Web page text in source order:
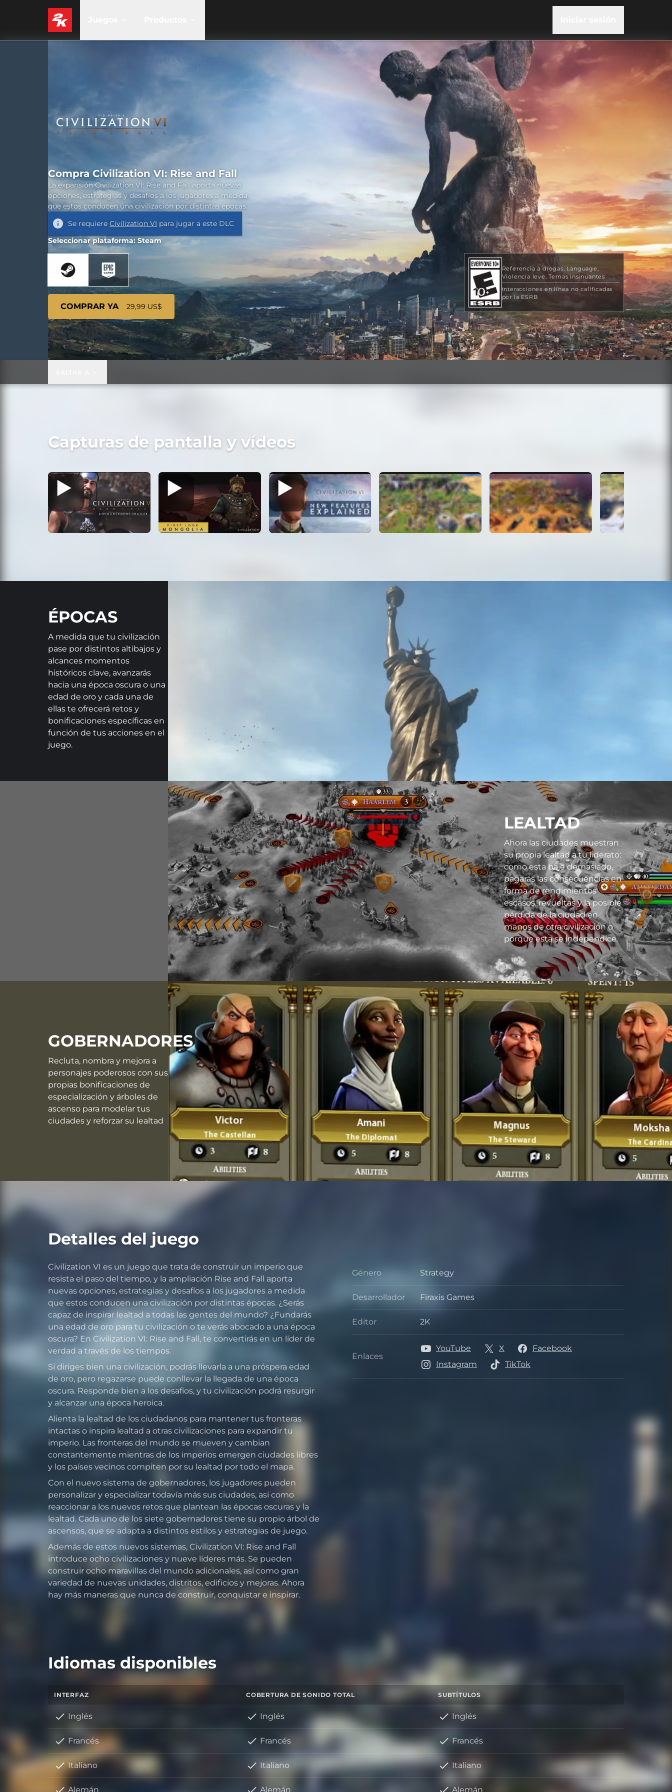
Referencia a drogas Language
Violencia leve Temas insinuantes
Interacciones en línea no calificadas
por la ESRB
Compra Civilization VI: Rise and Fall
La expansión Civilization VI: Rise and Fall aporta nuevas
opciones, estrategias y desafíos a los jugadores a medida
que estos conducen una civilización por distintas épocas.
Se requiere Civilization VI para jugar a este DLC
Seleccionar plataforma: Steam
COMPRAR YA 29,99 US$
Capturas de pantalla y vídeos
ÉPOCAS
A medida que tu civilización
pase por distintos altibajos y
alcances momentos
históricos clave, avanzarás
hacia una época oscura o una
edad de oro y cada una de
ellas te ofrecerá retos y
bonificaciones específicas en
función de tus acciones en el
juego.
LEALTAD
Ahora las ciudades muestran
su propia lealtad a tu liderato:
como esta baje demasiado,
pagarás las consecuencias en
forma de rendimientos
escasos, revueltas y la posible
pérdida de la ciudad en
manos de otra civilización o
porque esta se independice.
GOBERNADORES
Recluta, nombra y mejora a
personajes poderosos con sus
propias bonificaciones de
especialización y árboles de
ascenso para modelar tus
ciudades y reforzar su lealtad
Detalles del juego
Civilization VI es un juego que trata de construir un imperio que
resista el paso del tiempo, y la ampliación Rise and Fall aporta
nuevas opciones, estrategias y desafíos a los jugadores a medida
que estos conducen una civilización por distintas épocas. ¿Serás
capaz de inspirar lealtad a todas las gentes del mundo? ¿Fundarás
una edad de oro para tu civilización o te verás abocado a una época
oscura? En Civilization VI: Rise and Fall, te convertirás en un líder de
verdad a través de los tiempos.
Si diriges bien una civilización, podrás llevarla a una próspera edad
de oro, pero regazarse puede conllevar la llegada de una época
oscura. Responde bien a los desafíos, y tu civilización podrá resurgir
y alcanzar una época heroica.
Alienta la lealtad de los ciudadanos para mantener tus fronteras
intactas o inspira lealtad a otras civilizaciones para expandir tu
imperio. Las fronteras del mundo se mueven y cambian
constantemente mientras de los imperios emergen ciudades libres
y los países vecinos compiten por su lealtad por todo el mapa.
Con el nuevo sistema de gobernadores, los jugadores pueden
personalizar y especializar todavía más sus ciudades, así como
reaccionar a los nuevos retos que plantean las épocas oscuras y la
lealtad. Cada uno de los siete gobernadores tiene su propio árbol de
ascensos, que se adapta a distintos estilos y estrategias de juego.
Además de estos nuevos sistemas, Civilization VI: Rise and Fall
introduce ocho civilizaciones y nueve líderes más. Se pueden
construir ocho maravillas del mundo adicionales, así como gran
variedad de nuevas unidades, distritos, edificios y mejoras. Ahora
hay más maneras que nunca de construir, conquistar e inspirar.
Género
Género
Strategy
Desarrollador
Desarrollador
Firaxis Games
Editor
Editor
2K
Enlaces
Enlaces
YouTube X
Facebook
Instagram
TikTok
Idiomas disponibles
INTERFAZ COBERTURA DE SONIDO TOTAL SUBTÍTULOS
Inglés Inglés Inglés
Francés Francés Francés
Italiano Italiano Italiano
Alemán Alemán Alemán